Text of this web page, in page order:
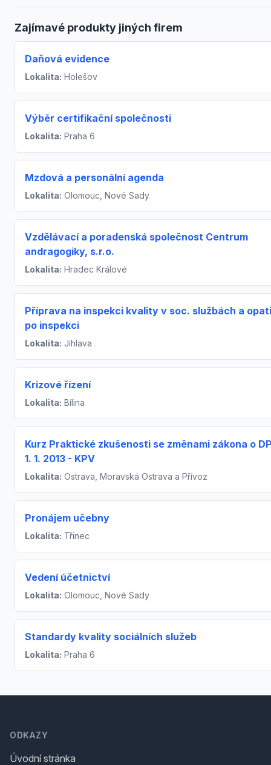
Zajímavé produkty jiných firem
Daňová evidence
Lokalita: Holešov
Výběr certifikační společnosti
Lokalita: Praha 6
Mzdová a personální agenda
Lokalita: Olomouc, Nové Sady
Vzdělávací a poradenská společnost Centrum
andragogiky, s.r.o.
Lokalita: Hradec Králové
Příprava na inspekci kvality v soc. službách a
po inspekci
Lokalita: Jihlava
Krizové řízení
Lokalita: Bílina
Kurz Praktické zkušenosti se změnami zákona o
1. 1. 2013 - KPV
Lokalita: Ostrava, Moravská Ostrava a Přívoz
Pronájem učebny
Lokalita: Třinec
Vedení účetnictví
Lokalita: Olomouc, Nové Sady
Standardy kvality sociálních služeb
Lokalita: Praha 6
ODKAZY
Úvodní stránka